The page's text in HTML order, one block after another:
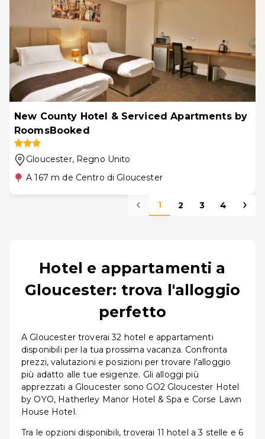
New County Hotel & Serviced Apartments by
RoomsBooked
Gloucester, Regno Unito
A 167 m de Centro di Gloucester
1 2 3 4
Hotel e appartamenti a
Gloucester: trova l'alloggio
perfetto
A Gloucester troverai 32 hotel e appartamenti
disponibili per la tua prossima vacanza. Confronta
prezzi, valutazioni e posizioni per trovare l'alloggio
più adatto alle tue esigenze. Gli alloggi più
apprezzati a Gloucester sono GO2 Gloucester Hotel
by OYO, Hatherley Manor Hotel & Spa e Corse Lawn
House Hotel.
Tra le opzioni disponibili, troverai 11 hotel a 3 stelle e 6